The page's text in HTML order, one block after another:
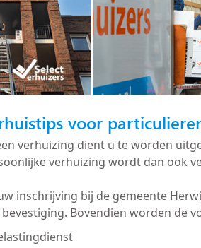
voor
verhuizing dient u te worden
verhuizing wordt dan ook
inschrijving bij de gemeente
bevestiging. Bovendien worden de